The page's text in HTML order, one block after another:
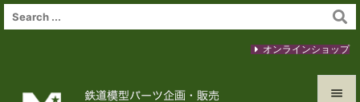

オンラインショップ